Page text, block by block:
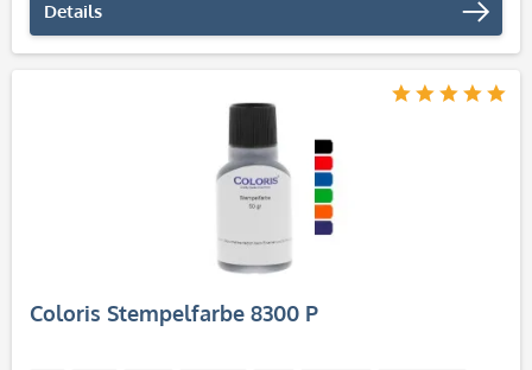
Details
Coloris Stempelfarbe 8300 P